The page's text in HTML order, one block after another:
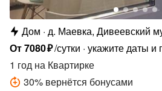
Дом д. Маевка, Дивеевский
д. Маевка, Родниковая
От7080₽/сутки укажите даты и
1 год на Квартирке
30% вернётся бонусами